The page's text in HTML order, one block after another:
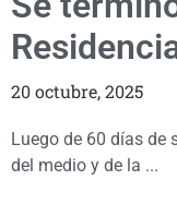
20 octubre, 2025
Luego de 60 días de
del medio y de la ...